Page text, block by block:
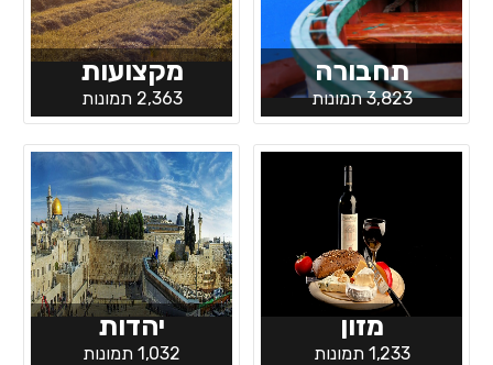
תחבורה
3,823 תמונות
מקצועות
2,363 תמונות
מזון
1,233 תמונות
יהדות
1,032 תמונות